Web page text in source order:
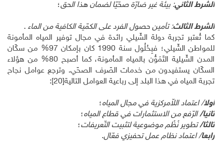
الشرط الثاني: بيئة غير ضارّة صحّيًا لضمان هذا الحق؛
الشرط الثالث: تأمين حصول الفرد على الكمّية الكافية من الماء .
كما تُعتبر تجربة دولة الشّيلي رائدة في مجال توفير المياه المأمونة
للمواطن الشّيلي؛ فبِحُلُول سنة 1990 كان بإمكان 97
% من سكّان
المدن الشّيلية التَمَوُّن بالمياه المأمونة، كما أصبح 80
% من هؤلاء
السكّان يستفيدون من خدمات الصّرف الصحّي. وترجع عوامل نجاح
تجربة المياه في هذا البلد إلى رباعية العوامل التالية[20]
:
أولا/ اعتماد اللاّمركزية في مجال المياه؛
ثانيا/الرّفع من الاستثمارات في قطاع المياه؛
ثالثا/تطوير نُظُم موضوعية لتثبيت التّعريفات؛
رابعا/ اعتماد نظام عمل تحفيزي فعّال.